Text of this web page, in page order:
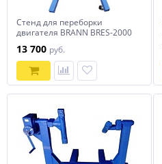
Стенд для переборки
двигателя BRANN BRES-2000
13 700 руб.